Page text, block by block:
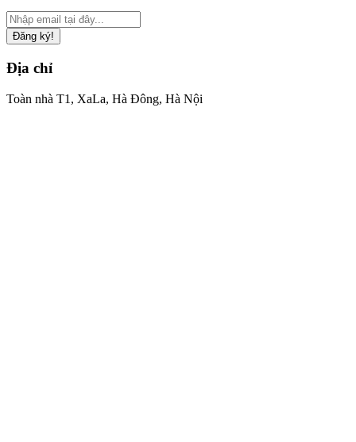
Đăng ký!
Địa chỉ
Toàn nhà T1, XaLa, Hà Đông, Hà Nội